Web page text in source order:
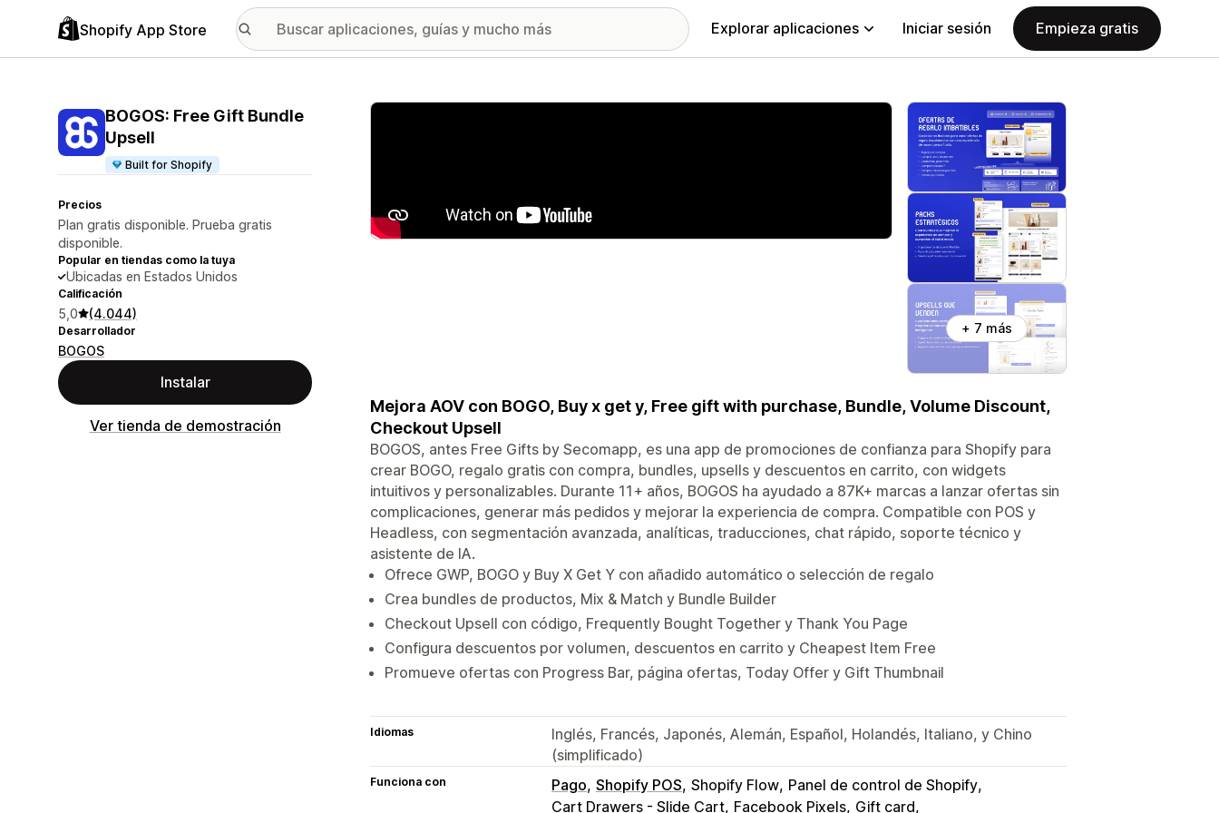
Shopify App Store Explorar aplicaciones Iniciar sesión Empieza gratis
BOGOS: Free Gift Bundle
Upsell
Built for Shopify
Precios
Plan gratis disponible. Prueba gratis
disponible.
Popular en tiendas como la tuya
Ubicadas en Estados Unidos
Calificación
5,0 (4.044)
Desarrollador
BOGOS
Instalar
Ver tienda de demostración
Galería de imágenes destacadas
+ 7 más
Mejora AOV con BOGO, Buy x get y, Free gift with purchase, Bundle, Volume Discount,
Checkout Upsell
BOGOS, antes Free Gifts by Secomapp, es una app de promociones de confianza para Shopify para
crear BOGO, regalo gratis con compra, bundles, upsells y descuentos en carrito, con widgets
intuitivos y personalizables. Durante 11+ años, BOGOS ha ayudado a 87K+ marcas a lanzar ofertas sin
complicaciones, generar más pedidos y mejorar la experiencia de compra. Compatible con POS y
Headless, con segmentación avanzada, analíticas, traducciones, chat rápido, soporte técnico y
asistente de IA.
Ofrece GWP, BOGO y Buy X Get Y con añadido automático o selección de regalo
Crea bundles de productos, Mix & Match y Bundle Builder
Checkout Upsell con código, Frequently Bought Together y Thank You Page
Configura descuentos por volumen, descuentos en carrito y Cheapest Item Free
Promueve ofertas con Progress Bar, página ofertas, Today Offer y Gift Thumbnail
Idiomas
Inglés, Francés, Japonés, Alemán, Español, Holandés, Italiano, y Chino
(simplificado)
Funciona con Pago Shopify POS Shopify Flow Panel de control de Shopify
Cart Drawers - Slide Cart Facebook Pixels Gift card